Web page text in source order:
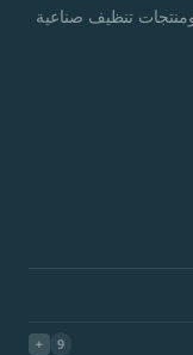
تنظيف صناعية
9